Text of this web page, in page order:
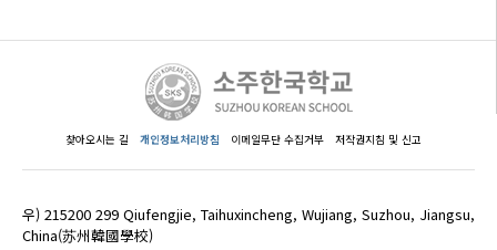
찾아오시는 길 개인정보처리방침 이메일무단 수집거부 저작권지침 및 신고
우) 215200 299 Qiufengjie, Taihuxincheng, Wujiang, Suzhou, Jiangsu,
China(苏州韓國學校)